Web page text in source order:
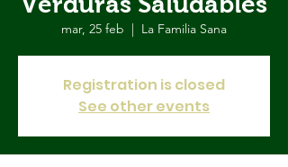
mar, 25 feb
  |
La Familia Sana
Registration is closed
See other events